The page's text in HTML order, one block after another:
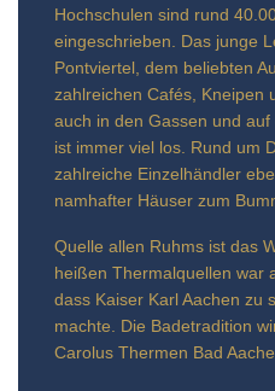
Hochschulen sind rund
eingeschrieben. Das junge
Pontviertel, dem beliebten
zahlreichen Cafés, Kneipen
auch in den Gassen und
ist immer viel los. Rund um
zahlreiche Einzelhändler
namhafter Häuser zum
Quelle allen Ruhms ist das
heißen Thermalquellen war
dass Kaiser Karl Aachen zu
machte. Die Badetradition
Carolus Thermen Bad